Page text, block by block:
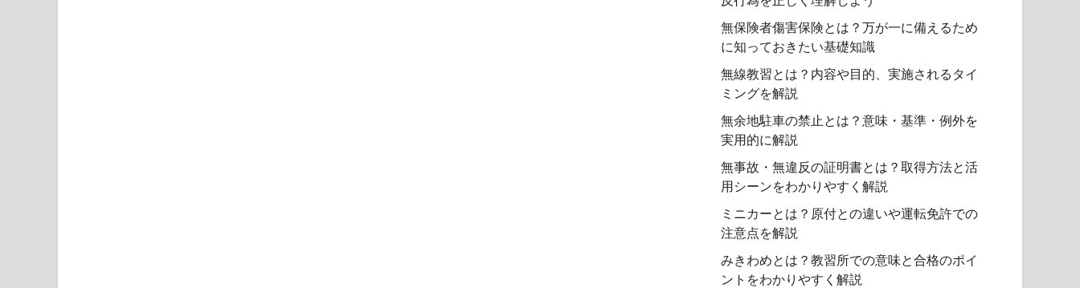
無保険者傷害保険とは？万が一に備えるため
に知っておきたい基礎知識
無線教習とは？内容や目的、実施されるタイ
ミングを解説
無余地駐車の禁止とは？意味・基準・例外を
実用的に解説
無事故・無違反の証明書とは？取得方法と活
用シーンをわかりやすく解説
ミニカーとは？原付との違いや運転免許での
注意点を解説
みきわめとは？教習所での意味と合格のポイ
ントをわかりやすく解説